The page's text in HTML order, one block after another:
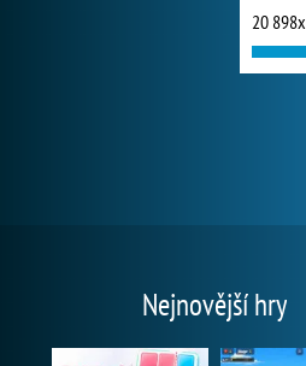
20 898x
Nejnovější hry